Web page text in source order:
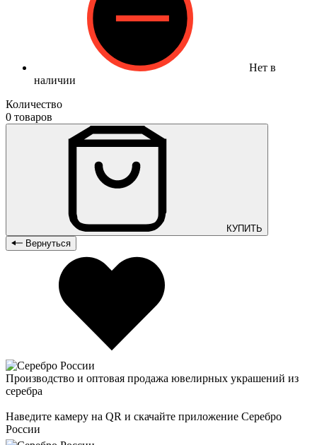
Нет в
наличии
Количество
0 товаров
КУПИТЬ
Вернуться
Производство и оптовая продажа ювелирных украшений из
серебра
Наведите камеру на QR и скачайте приложение Серебро
России